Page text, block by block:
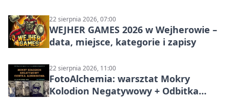
22 sierpnia 2026, 07:00
WEJHER GAMES 2026 w Wejherowie –
data, miejsce, kategorie i zapisy
22 sierpnia 2026, 11:00
FotoAlchemia: warsztat Mokry
Kolodion Negatywowy + Odbitka